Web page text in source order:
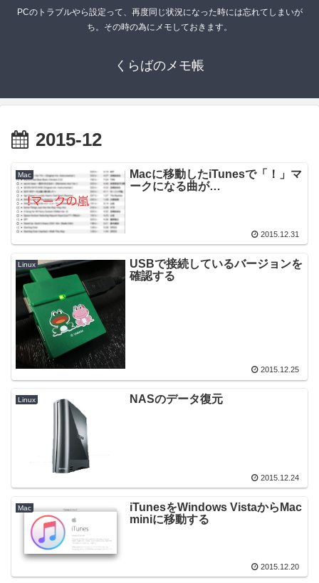
PCのトラブルやら設定って、再度同じ状況になった時には忘れてしまいが
ち。その時の為にメモしておきます。
くらばのメモ帳
2015-12
Mac
Macに移動したiTunesで「！」マ
ークになる曲が…
2015.12.31
Linux
USBで接続しているバージョンを
確認する
2015.12.25
Linux NASのデータ復元
2015.12.24
Mac
iTunesをWindows VistaからMac
miniに移動する
2015.12.20